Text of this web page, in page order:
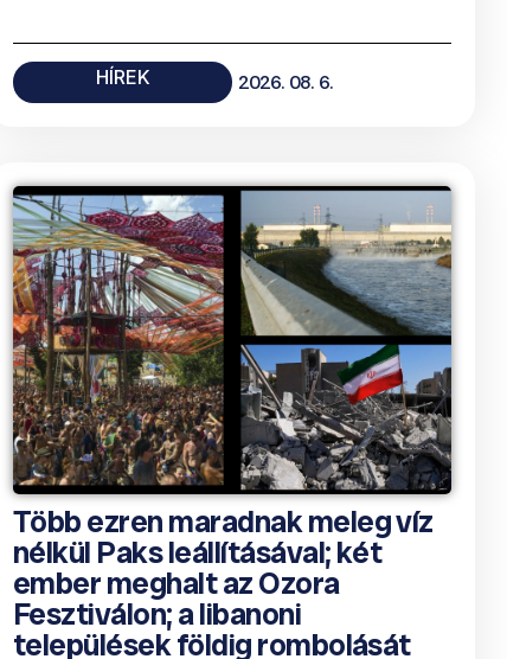
HÍREK 2026. 08. 6.
Több ezren maradnak meleg víz
nélkül Paks leállításával; két
ember meghalt az Ozora
Fesztiválon; a libanoni
települések földig rombolását